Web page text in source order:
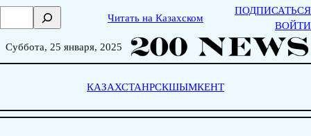
Skip
о
Читать на Казахском
ПОДПИСАТЬСЯ
ВОЙТИ
Суббота, 25 января, 2025
КАЗАХСТАНРСКШЫМКЕНТ